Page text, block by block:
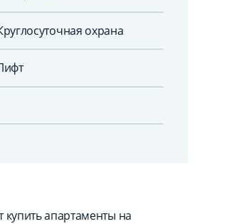
охрана
купить апартаменты на